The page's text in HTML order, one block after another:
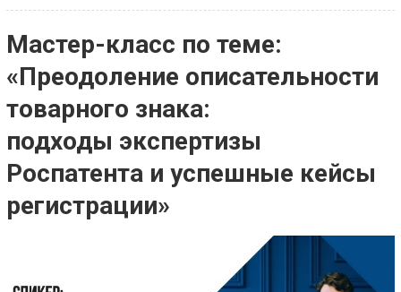
Мастер-класс по теме:
«Преодоление описательности
товарного знака:
подходы экспертизы
Роспатента и успешные кейсы
регистрации»